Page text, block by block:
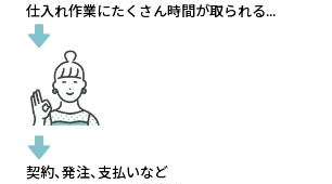
仕入れ作業にたくさん時間が取られる...
契約、発注、支払いなど